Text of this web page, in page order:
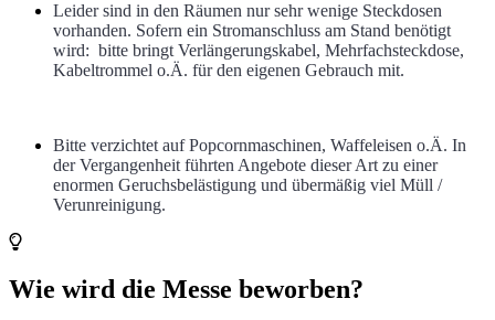
Leider sind in den Räumen nur sehr wenige Steckdosen
vorhanden. Sofern ein Stromanschluss am Stand benötigt
wird: bitte bringt Verlängerungskabel, Mehrfachsteckdose,
Kabeltrommel o.Ä. für den eigenen Gebrauch mit.
Bitte verzichtet auf Popcornmaschinen, Waffeleisen o.Ä. In
der Vergangenheit führten Angebote dieser Art zu einer
enormen Geruchsbelästigung und übermäßig viel Müll /
Verunreinigung.
Wie wird die Messe beworben?